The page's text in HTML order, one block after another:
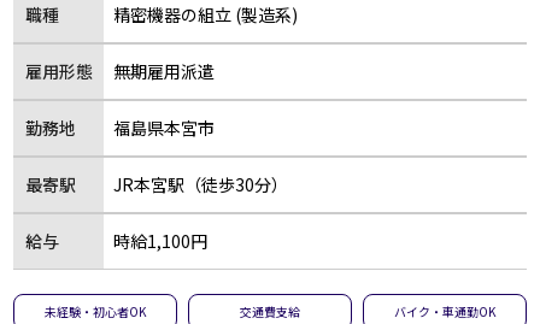
職種 精密機器の組立 (製造系)
雇用形態 無期雇用派遣
勤務地 福島県本宮市
最寄駅 JR本宮駅（徒歩30分）
給与 時給1,100円
未経験・初心者OK 交通費支給 バイク・車通勤OK